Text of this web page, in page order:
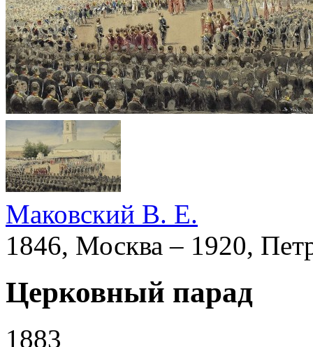
Маковский В. Е.
1846, Москва – 1920,
Церковный парад
1883